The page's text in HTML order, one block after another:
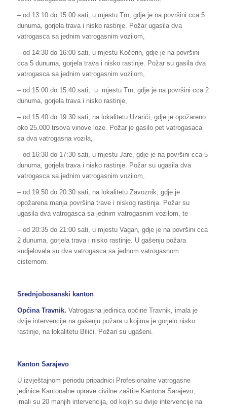
– od 13:10 do 15:00 sati, u mjestu Trn, gdje je na površini cca 5
dunuma, gorjela trava i nisko rastinje. Požar ugasila dva
vatrogasca sa jednim vatrogasnim vozilom,
– od 14:30 do 16:00 sati, u mjestu Kočerin, gdje je na površini
cca 5 dunuma, gorjela trava i nisko rastinje. Požar su gasila dva
vatrogasca sa jednim vatrogasnim vozilom,
– od 15:00 do 15:40 sati, u mjestu Trn, gdje je na površini cca 2
dunuma, gorjela trava i nisko rastinje,
– od 15:40 do 19:30 sati, na lokalitetu Uzarići, gdje je opožareno
oko 25.000 trsova vinove loze. Požar je gasilo pet vatrogasaca
sa dva vatrogasna vozila,
– od 16:30 do 17:30 sati, u mjestu Jare, gdje je na površini cca 5
dunuma, gorjela trava i nisko rastinje. Požar su ugasila dva
vatrogasca sa jednim vatrogasnim vozilom,
– od 19:50 do 20:30 sati, na lokalitetu Zavoznik, gdje je
opožarena manja površina trave i niskog rastinja. Požar su
ugasila dva vatrogasca sa jednim vatrogasnim vozilom, te
– od 20:35 do 21:00 sati, u mjestu Vagan, gdje je na površini cca
2 dunuma, gorjela trava i nisko rastinje. U gašenju požara
sudjelovala su dva vatrogasca sa jednom vatrogasnom
cisternom.
Srednjobosanski kanton
Općina Travnik. Vatrogasna jedinica općine Travnik, imala je
dvije intervencije na gašenju požara u kojima je gorjelo nisko
rastinje, na lokalitetu Bilići. Požari su ugašeni.
Kanton Sarajevo
U izvještajnom periodu pripadnici Profesionalne vatrogasne
jedinice Kantonalne uprave civilne zaštite Kantona Sarajevo,
imali su 20 manjih intervencija, od kojih su dvije intervencije na